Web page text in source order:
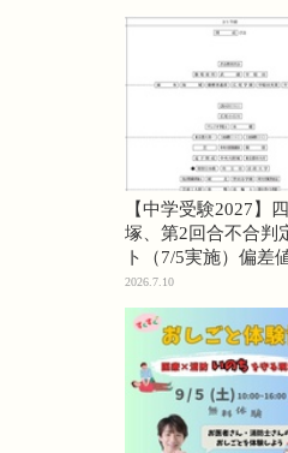
【中学受験2027】
塚、第2回合不合判
ト（7/5実施）偏差
74・桜蔭70＜PR＞
2026.7.10